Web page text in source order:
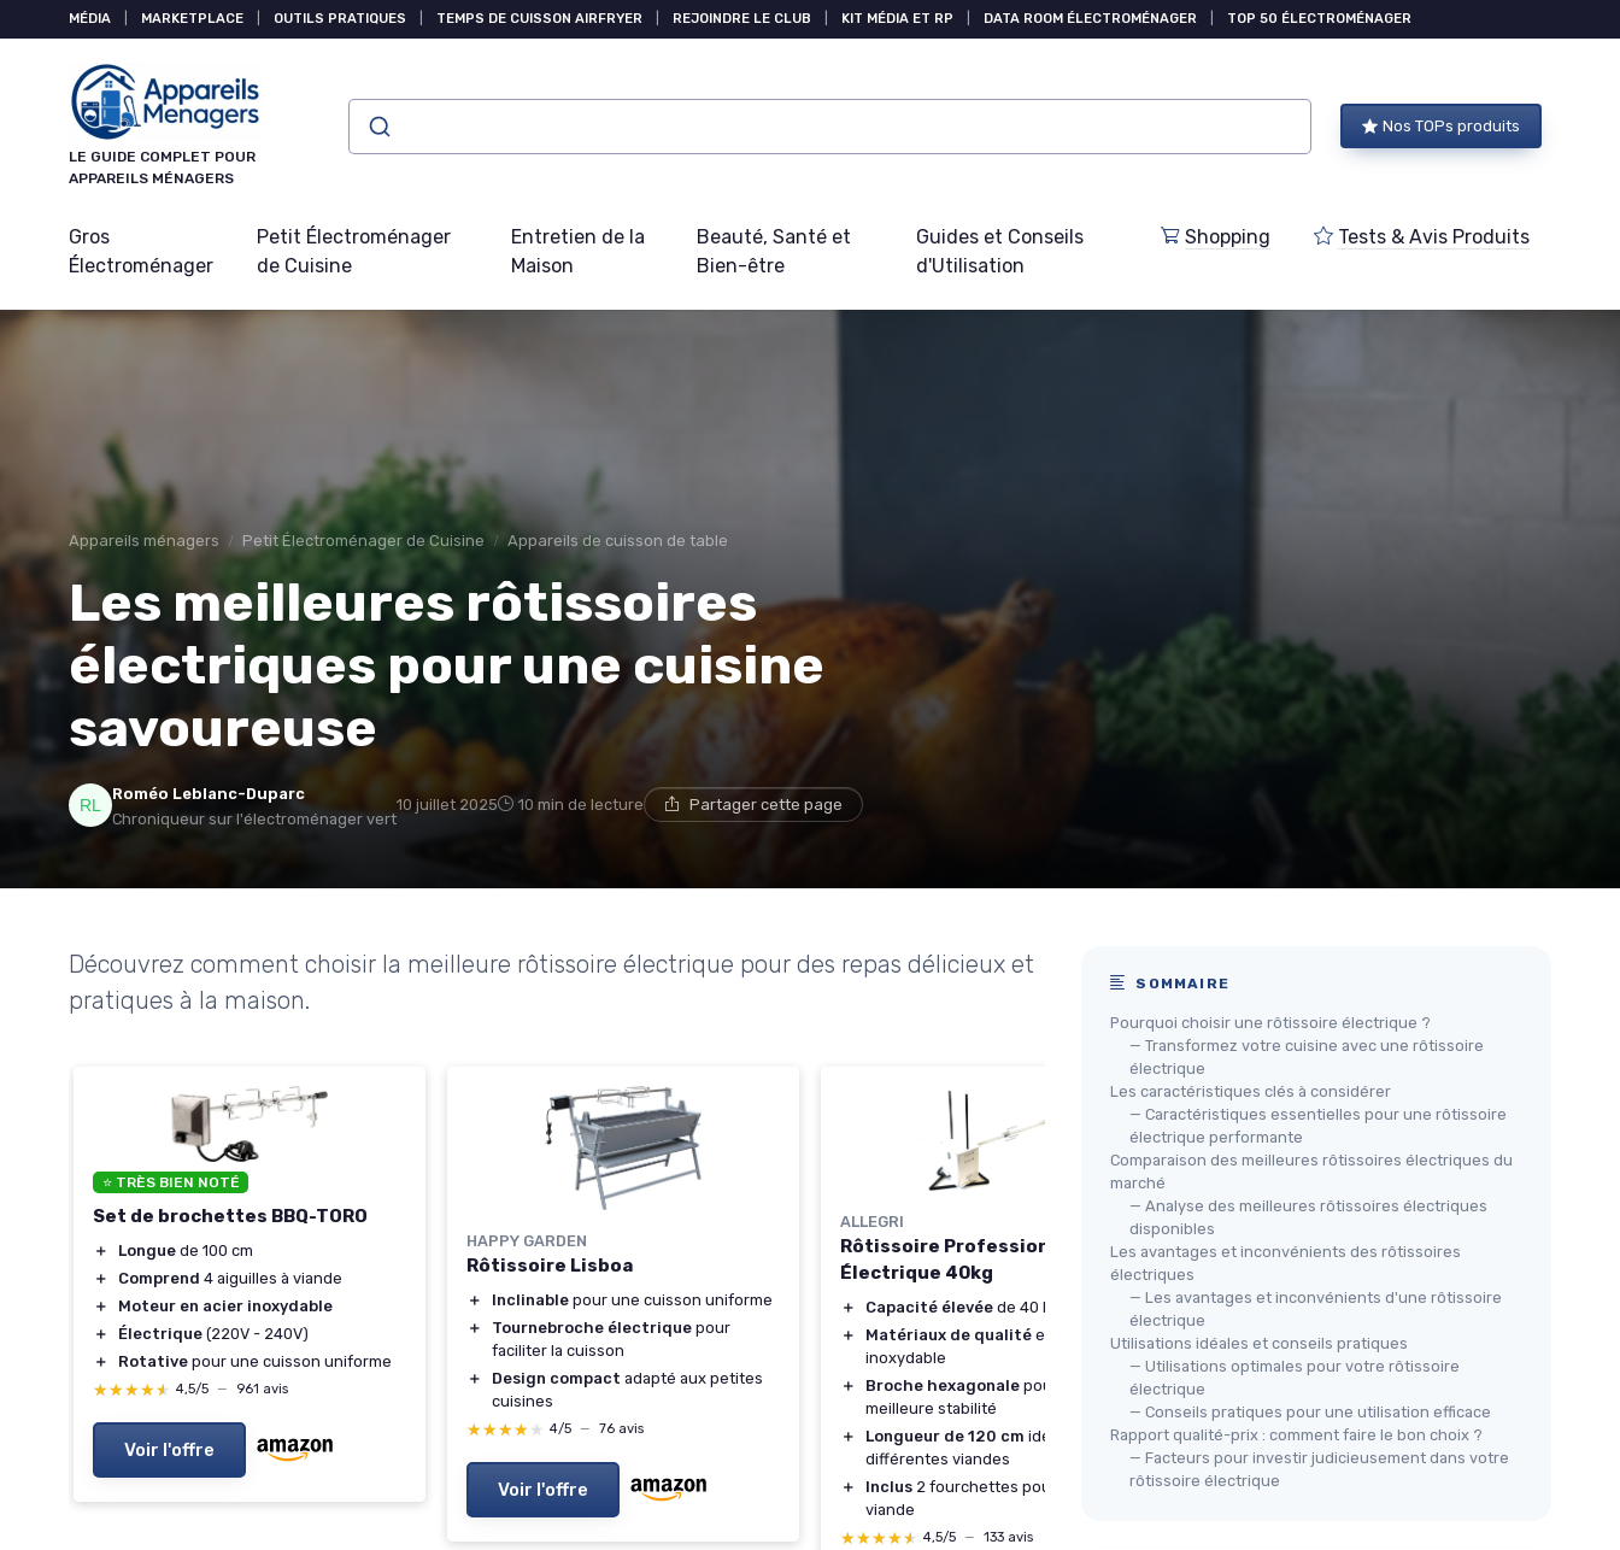
MÉDIA MARKETPLACE OUTILS PRATIQUES TEMPS DE CUISSON AIRFRYER REJOINDRE LE CLUB KIT MÉDIA ET RP DATA ROOM ÉLECTROMÉNAGER TOP 50 ÉLECTROMÉNAGER
LE GUIDE COMPLET POUR
APPAREILS MÉNAGERS
Nos TOPs produits
Gros
Électroménager
Petit Électroménager
de Cuisine
Entretien de la
Maison
Beauté, Santé et
Bien-être
Guides et Conseils
d'Utilisation
Shopping Tests & Avis Produits
Appareils ménagers Petit Électroménager de Cuisine Appareils de cuisson de table
Les meilleures rôtissoires
électriques pour une cuisine
savoureuse
Roméo Leblanc-Duparc
Chroniqueur sur l'électroménager vert
10 juillet 2025 10 min de lecture Partager cette page
Découvrez comment choisir la meilleure rôtissoire électrique pour des repas délicieux et
pratiques à la maison.
⭐ TRÈS BIEN NOTÉ
Set de brochettes BBQ-TORO
＋ Longue de 100 cm
＋
Comprend 4 aiguilles à viande
＋
Moteur en acier inoxydable
＋
Électrique (220V - 240V)
＋
Rotative pour une cuisson uniforme
★★★★★
★★★★★ 4,5/5 — 961 avis
Voir l'offre
HAPPY GARDEN
Rôtissoire Lisboa
＋ Inclinable pour une cuisson uniforme
＋
Tournebroche électrique pour
faciliter la cuisson
＋
Design compact adapté aux petites
cuisines
★★★★★
★★★★★ 4/5 — 76 avis
Voir l'offre
ALLEGRI
Rôtissoire Professionnelle
Électrique 40kg
＋ Capacité élevée de 40 kg
＋
Matériaux de qualité en acier
inoxydable
＋
Broche hexagonale pour une
meilleure stabilité
＋
Longueur de 120 cm idéale pour
différentes viandes
＋
Inclus 2 fourchettes pour bloquer la
viande
★★★★★
★★★★★ 4,5/5 — 133 avis
CECOTEC
Rock&Water 2000
＋ Revêtement en pierre RockStone
＋ Lavable au lave-vaisselle
＋
Plaques réversibles
2200 W
★★★★★
★★★★★ 4,1/5 — 544 avis
Voir l'offre
SOMMAIRE
Pourquoi choisir une rôtissoire électrique ?
— Transformez votre cuisine avec une rôtissoire
électrique
Les caractéristiques clés à considérer
— Caractéristiques essentielles pour une rôtissoire
électrique performante
Comparaison des meilleures rôtissoires électriques du
marché
— Analyse des meilleures rôtissoires électriques
disponibles
Les avantages et inconvénients des rôtissoires
électriques
— Les avantages et inconvénients d'une rôtissoire
électrique
Utilisations idéales et conseils pratiques
— Utilisations optimales pour votre rôtissoire
électrique
— Conseils pratiques pour une utilisation efficace
Rapport qualité-prix : comment faire le bon choix ?
— Facteurs pour investir judicieusement dans votre
rôtissoire électrique
Panneau de gestion des cookies